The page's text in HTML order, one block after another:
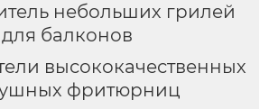
небольших грилей
для балконов
высококачественных
фритюрниц